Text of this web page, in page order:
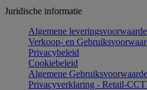
Juridische informatie
Algemene
Verkoop- en
Privacybeleid
Cookiebeleid
Algemene
Privacyverklaring - Retail-